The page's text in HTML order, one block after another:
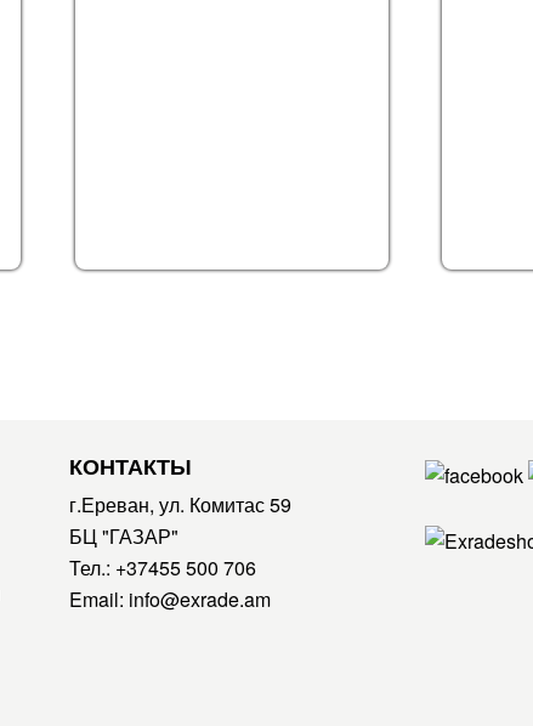
КОНТАКТЫ
г.Ереван, ул. Комитас 59
БЦ "ГАЗАР"
Тел.: +37455 500 706
Email: info@exrade.am